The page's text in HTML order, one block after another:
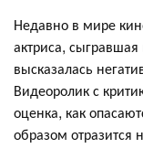
Недавно в мире
актриса,
высказалась
Видеоролик с
оценка, как
образом отразится